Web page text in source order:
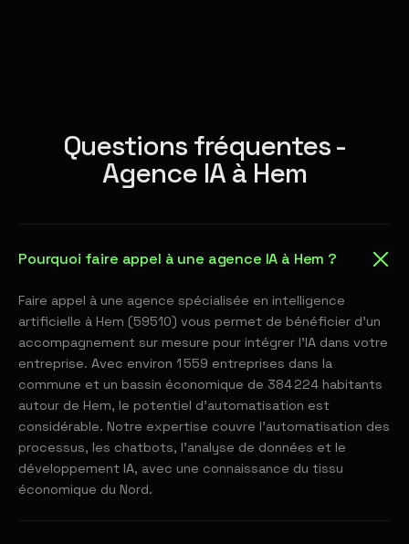
Questions fréquentes -
Agence IA à Hem
Pourquoi faire appel à une agence IA à Hem ?
Faire appel à une agence spécialisée en intelligence
artificielle à Hem (59510) vous permet de bénéficier d'un
accompagnement sur mesure pour intégrer l'IA dans votre
entreprise. Avec environ 1 559 entreprises dans la
commune et un bassin économique de 384 224 habitants
autour de Hem, le potentiel d'automatisation est
considérable. Notre expertise couvre l'automatisation des
processus, les chatbots, l'analyse de données et le
développement IA, avec une connaissance du tissu
économique du Nord.